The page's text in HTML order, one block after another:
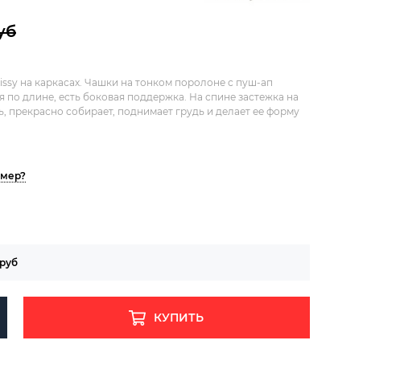
на каркасах. Чашки на тонком поролоне с пуш-ап
длине, есть боковая поддержка. На спине застежка на
прекрасно собирает, поднимает грудь и делает ее форму
КУПИТЬ